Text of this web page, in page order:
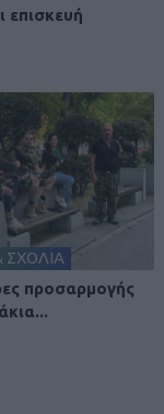
επισκευή
ΣΧΟΛΙΑ
προσαρμογής